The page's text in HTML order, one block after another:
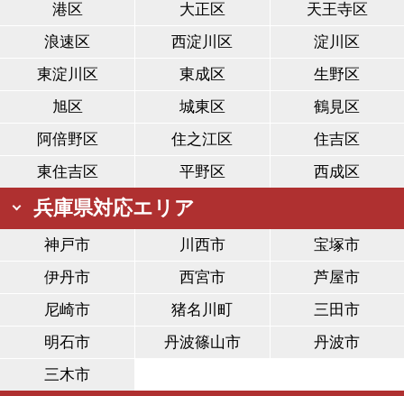
港区 大正区
天王寺区
浪速区
西淀川区
淀川区
東淀川区
東成区
生野区
旭区
城東区
鶴見区
阿倍野区
住之江区
住吉区
東住吉区
平野区 西成区
兵庫県対応エリア
神戸市 川西市
宝塚市
伊丹市
西宮市
芦屋市
尼崎市
猪名川町
三田市
明石市
丹波篠山市
丹波市
三木市